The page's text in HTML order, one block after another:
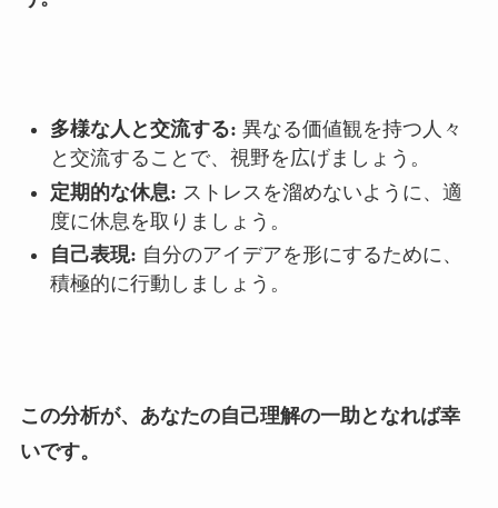
多様な人と交流する: 異なる価値観を持つ人々
と交流することで、視野を広げましょう。
定期的な休息: ストレスを溜めないように、適
度に休息を取りましょう。
自己表現: 自分のアイデアを形にするために、
積極的に行動しましょう。
この分析が、あなたの自己理解の一助となれば幸
いです。